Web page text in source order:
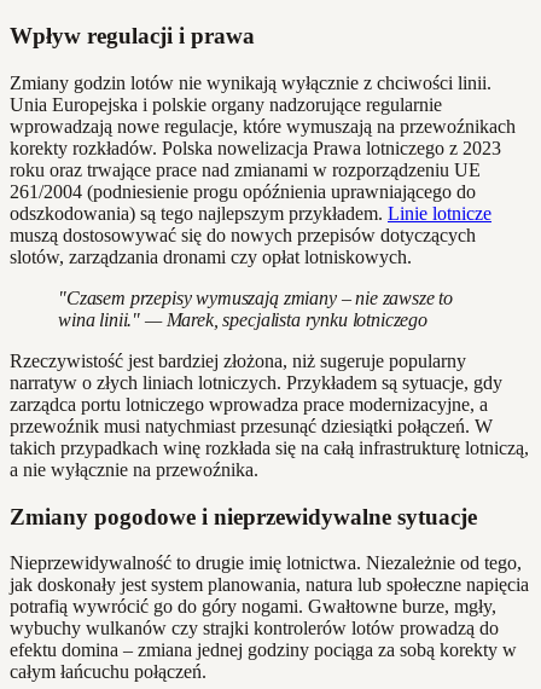
Wpływ regulacji i prawa
Zmiany godzin lotów nie wynikają wyłącznie z chciwości linii.
Unia Europejska i polskie organy nadzorujące regularnie
wprowadzają nowe regulacje, które wymuszają na przewoźnikach
korekty rozkładów. Polska nowelizacja Prawa lotniczego z 2023
roku oraz trwające prace nad zmianami w rozporządzeniu UE
261/2004 (podniesienie progu opóźnienia uprawniającego do
odszkodowania) są tego najlepszym przykładem. Linie lotnicze
muszą dostosowywać się do nowych przepisów dotyczących
slotów, zarządzania dronami czy opłat lotniskowych.
"Czasem przepisy wymuszają zmiany – nie zawsze to
wina linii." — Marek, specjalista rynku lotniczego
Rzeczywistość jest bardziej złożona, niż sugeruje popularny
narratyw o złych liniach lotniczych. Przykładem są sytuacje, gdy
zarządca portu lotniczego wprowadza prace modernizacyjne, a
przewoźnik musi natychmiast przesunąć dziesiątki połączeń. W
takich przypadkach winę rozkłada się na całą infrastrukturę lotniczą,
a nie wyłącznie na przewoźnika.
Zmiany pogodowe i nieprzewidywalne sytuacje
Nieprzewidywalność to drugie imię lotnictwa. Niezależnie od tego,
jak doskonały jest system planowania, natura lub społeczne napięcia
potrafią wywrócić go do góry nogami. Gwałtowne burze, mgły,
wybuchy wulkanów czy strajki kontrolerów lotów prowadzą do
efektu domina – zmiana jednej godziny pociąga za sobą korekty w
całym łańcuchu połączeń.